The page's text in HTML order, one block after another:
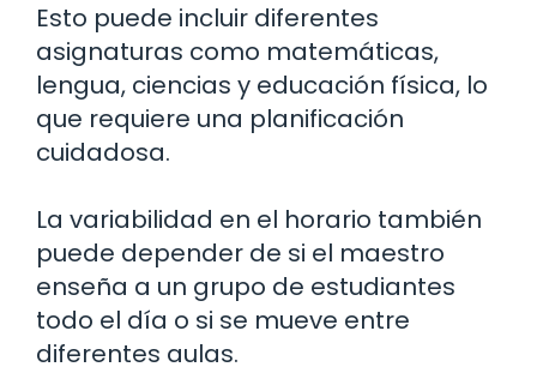
Esto puede incluir diferentes
asignaturas como matemáticas,
lengua, ciencias y educación física, lo
que requiere una planificación
cuidadosa.
La variabilidad en el horario también
puede depender de si el maestro
enseña a un grupo de estudiantes
todo el día o si se mueve entre
diferentes aulas.